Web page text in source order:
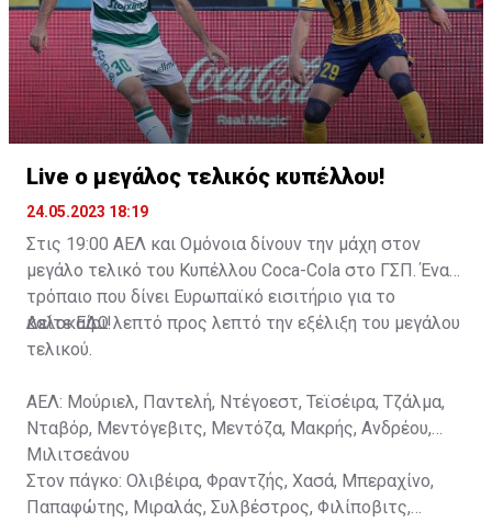
Live ο μεγάλος τελικός κυπέλλου!
24.05.2023 18:19
Στις 19:00 ΑΕΛ και Ομόνοια δίνουν την μάχη στον
μεγάλο τελικό του Κυπέλλου Coca-Cola στο ΓΣΠ. Ένα
τρόπαιο που δίνει Ευρωπαϊκό εισιτήριο για το
καλοκαίρι!
ΔείτεΕΔΩλεπτό προς λεπτό την εξέλιξη του μεγάλου
τελικού.
ΑΕΛ: Μούριελ, Παντελή, Ντέγοεστ, Τεϊσέιρα, Τζάλμα,
Νταβόρ, Μεντόγεβιτς, Μεντόζα, Μακρής, Ανδρέου,
Μιλιτσεάνου
Στον πάγκο: Ολιβέιρα, Φραντζής, Χασά, Μπεραχίνο,
Παπαφώτης, Μιραλάς, Συλβέστρος, Φιλίποβιτς,